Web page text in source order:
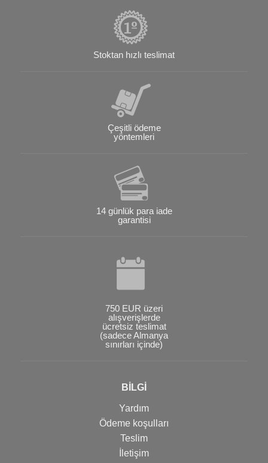
Stoktan hızlı teslimat
Çeşitli ödeme
yöntemleri
14 günlük para iade
garantisi
750 EUR üzeri
alışverişlerde
ücretsiz teslimat
(sadece Almanya
sınırları içinde)
BİLGİ
Yardım
Ödeme koşulları
Teslim
İletişim